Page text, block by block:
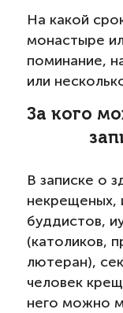
На какой
монастыре
поминание,
или
За кого
В записке о
некрещеных,
буддистов,
(католиков,
лютеран),
человек
него можно